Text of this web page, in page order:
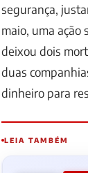
segurança,
maio, uma ação
deixou dois
duas
dinheiro para
LEIA TAMBÉM